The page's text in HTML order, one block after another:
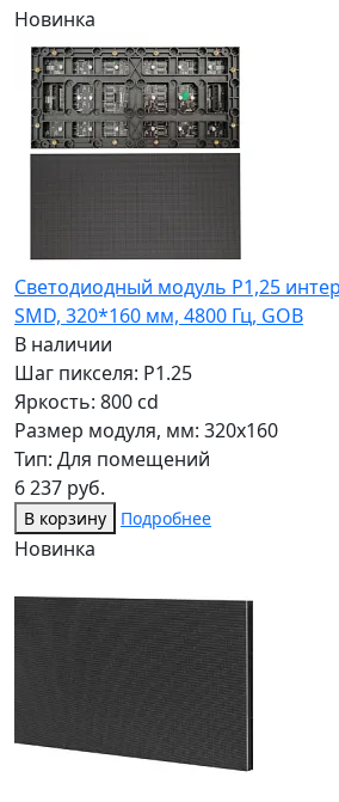
Новинка
Светодиодный модуль P1,25
SMD, 320*160 мм, 4800 Гц, GOB
В наличии
Шаг пикселя: P1.25
Яркость: 800 cd
Размер модуля, мм: 320x160
Тип: Для помещений
6 237 руб.
В корзину Подробнее
Новинка